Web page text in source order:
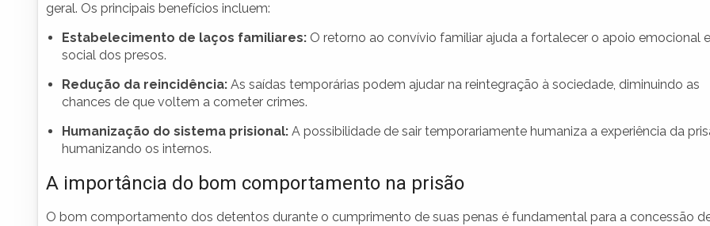
geral. Os principais benefícios incluem:
Estabelecimento de laços familiares: O retorno ao convívio familiar ajuda a fortalecer o apoio emocional e
social dos presos.
Redução da reincidência: As saídas temporárias podem ajudar na reintegração à sociedade, diminuindo as
chances de que voltem a cometer crimes.
Humanização do sistema prisional: A possibilidade de sair temporariamente humaniza a experiência da
humanizando os internos.
A importância do bom comportamento na prisão
O bom comportamento dos detentos durante o cumprimento de suas penas é fundamental para a concessão